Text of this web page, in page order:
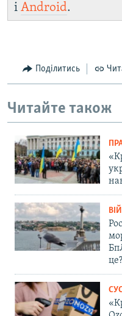
і Android.
Поділитись
Читайте також
це?